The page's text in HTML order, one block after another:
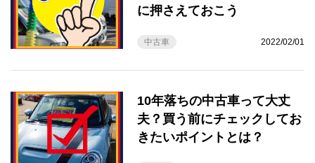
に押さえておこう
中古車 2022/02/01
10年落ちの中古車って大丈
夫？買う前にチェックしてお
きたいポイントとは？